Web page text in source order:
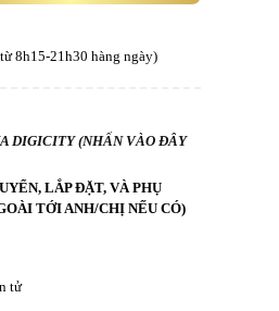
8h15-21h30 hàng ngày)
DIGICITY (NHẤN VÀO ĐÂY
LẮP ĐẶT, VÀ PHỤ
TỚI ANH/CHỊ NẾU CÓ)
tử